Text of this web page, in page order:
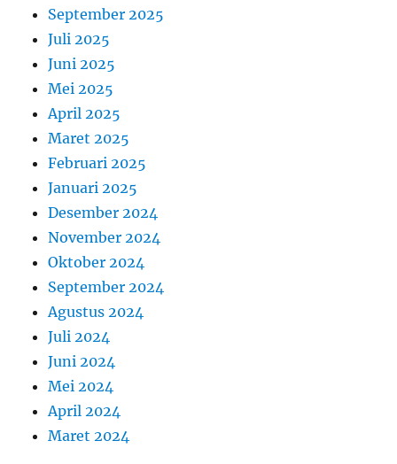
September 2025
Juli 2025
Juni 2025
Mei 2025
April 2025
Maret 2025
Februari 2025
Januari 2025
Desember 2024
November 2024
Oktober 2024
September 2024
Agustus 2024
Juli 2024
Juni 2024
Mei 2024
April 2024
Maret 2024